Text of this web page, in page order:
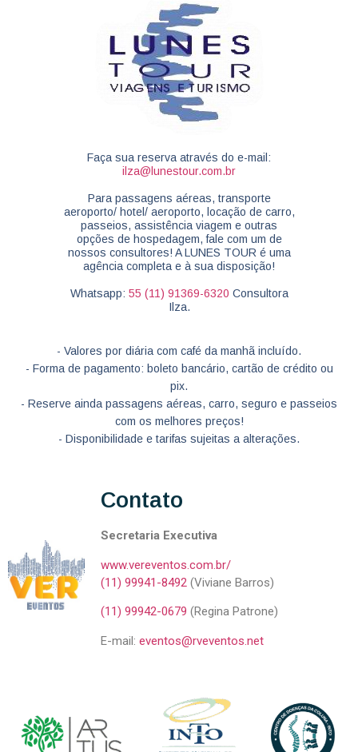
Faça sua reserva através do e-mail:
ilza@lunestour.com.br
Para passagens aéreas, transporte
aeroporto/ hotel/ aeroporto, locação de carro,
passeios, assistência viagem e outras
opções de hospedagem, fale com um de
nossos consultores! A LUNES TOUR é uma
agência completa e à sua disposição!
Whatsapp: 55 (11) 91369-6320 Consultora
Ilza.
- Valores por diária com café da manhã incluído.
- Forma de pagamento: boleto bancário, cartão de crédito ou
pix.
- Reserve ainda passagens aéreas, carro, seguro e passeios
com os melhores preços!
- Disponibilidade e tarifas sujeitas a alterações.
Contato
Secretaria Executiva
www.vereventos.com.br/
(11) 99941-8492(Viviane Barros)
(11) 99942-0679 (Regina Patrone)
E-mail:eventos@rveventos.net